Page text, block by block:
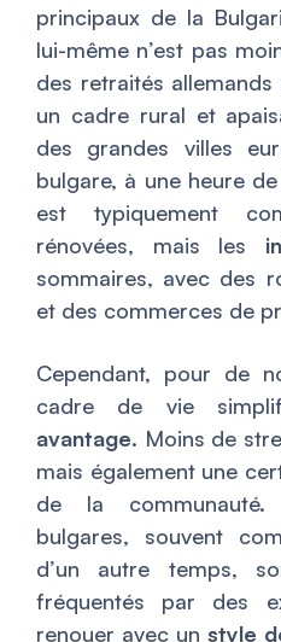
principaux de la
lui-même n’est pas
des retraités
un cadre rural et
des grandes villes
bulgare, à une heure
est typiquement
rénovées, mais les
sommaires, avec des
et des commerces de
Cependant, pour de
cadre de vie
avantage. Moins de
mais également une
de la
bulgares, souvent
d’un autre temps,
fréquentés par des
renouer avec un style